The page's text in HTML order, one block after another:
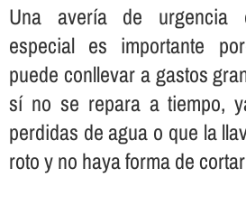
Una averí­a de urgencia
especial es importante
puede conllevar a gastos
sí­ no se repara a tiempo,
perdidas de agua o que la
roto y no haya forma de